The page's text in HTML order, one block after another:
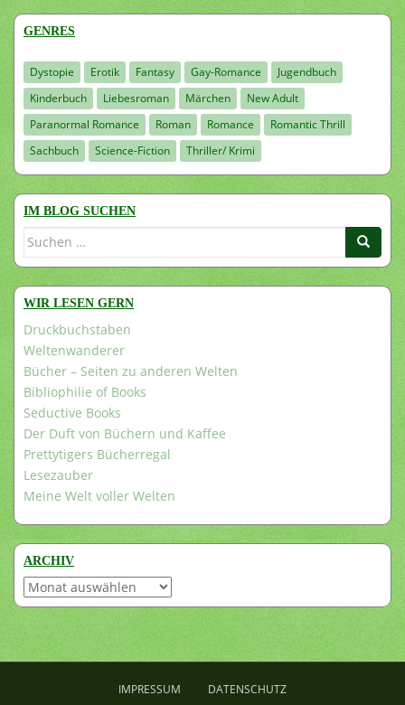
GENRES
Dystopie Erotik Fantasy Gay-Romance
Jugendbuch
Kinderbuch
Liebesroman Märchen
New Adult
Paranormal Romance
Roman Romance
Romantic Thrill
Sachbuch
Science-Fiction Thriller/ Krimi
IM BLOG SUCHEN
Suchen
WIR LESEN GERN
Druckbuchstaben
Weltenwanderer
Bücher – Seiten zu anderen Welten
Bibliophilie of Books
Seductive Books
Der Duft von Büchern und Kaffee
Prettytigers Bücherregal
Lesezauber
Meine Welt voller Welten
ARCHIV
Archiv
IMPRESSUM DATENSCHUTZ